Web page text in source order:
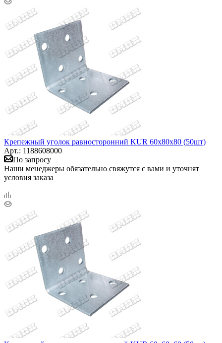
Крепежный уголок равносторонний KUR 60х80х80 (50шт)
Арт.: 1188608000
По запросу
Наши менеджеры обязательно свяжутся с вами и уточнят
условия заказа